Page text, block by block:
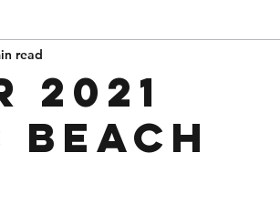
2021
Beach
read